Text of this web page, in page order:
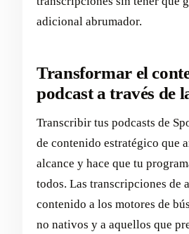
adicional abrumador.
Transformar el
podcast a través de
Transcribir tus podcasts de
de contenido estratégico que
alcance y hace que tu
todos. Las transcripciones de
contenido a los motores de
no nativos y a aquellos que